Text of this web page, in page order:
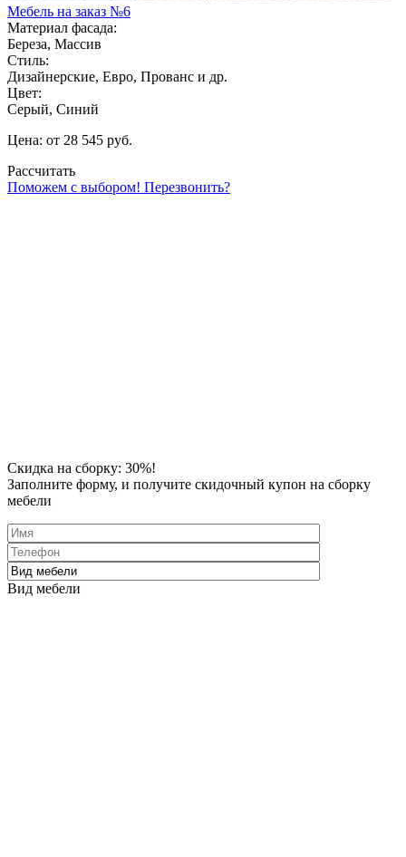
Мебель на заказ №6
Материал фасада:
Береза, Массив
Стиль:
Дизайнерские, Евро, Прованс и др.
Цвет:
Серый, Синий
Цена: от 28 545 руб.
Рассчитать
Поможем с выбором! Перезвонить?
Скидка на сборку: 30%!
Заполните форму, и получите скидочный купон на сборку
мебели
Вид мебели